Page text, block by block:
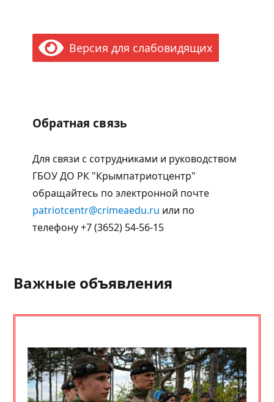
Версия для слабовидящих
Обратная связь
Для связи с сотрудниками и руководством
ГБОУ ДО РК "Крымпатриотцентр"
обращайтесь по электронной почте
patriotcentr@crimeaedu.ru или по
телефону +7 (3652) 54-56-15
Важные объявления